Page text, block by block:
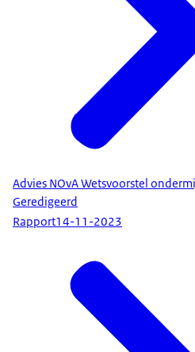
Advies NOvA Wetsvoorstel
Geredigeerd
Rapport14-11-2023